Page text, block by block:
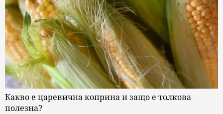
Какво е царевична коприна и защо е толкова
полезна?